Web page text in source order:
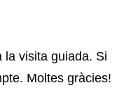
la visita guiada. Si
Moltes gràcies!